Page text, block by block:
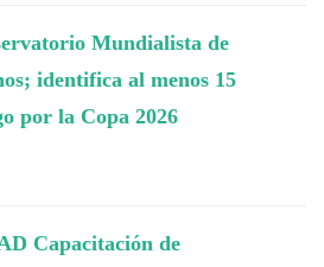
Mundialista de
identifica al menos 15
por la Copa 2026
Capacitación de